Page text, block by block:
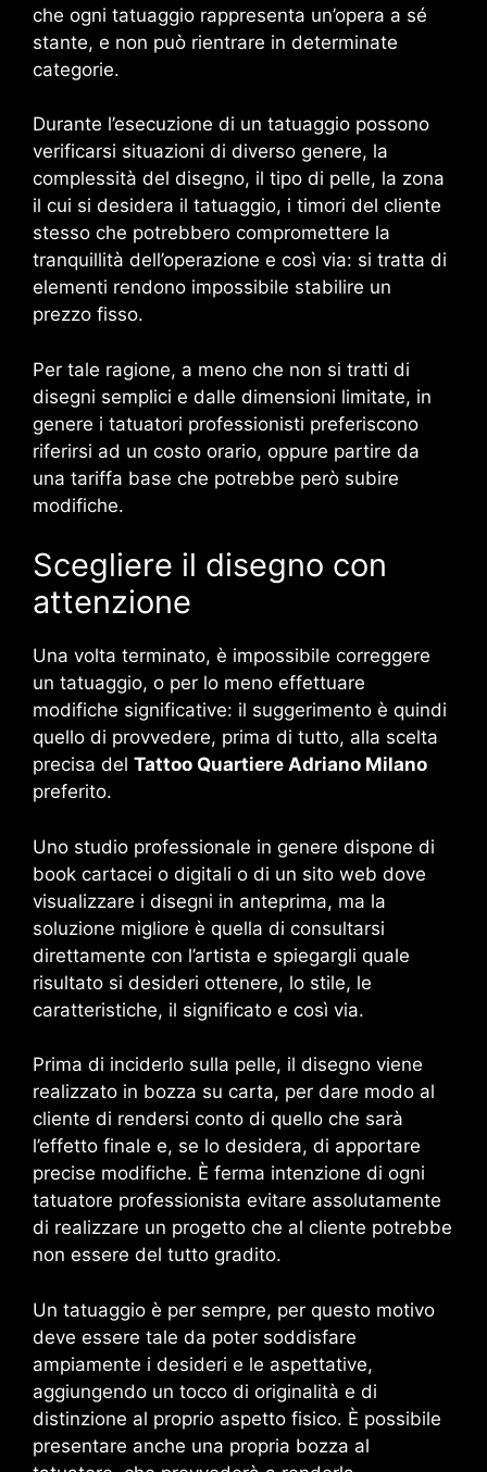
che ogni tatuaggio rappresenta un’opera a sé
stante, e non può rientrare in determinate
categorie.
Durante l’esecuzione di un tatuaggio possono
verificarsi situazioni di diverso genere, la
complessità del disegno, il tipo di pelle, la zona
il cui si desidera il tatuaggio, i timori del cliente
stesso che potrebbero compromettere la
tranquillità dell’operazione e così via: si tratta di
elementi rendono impossibile stabilire un
prezzo fisso.
Per tale ragione, a meno che non si tratti di
disegni semplici e dalle dimensioni limitate, in
genere i tatuatori professionisti preferiscono
riferirsi ad un costo orario, oppure partire da
una tariffa base che potrebbe però subire
modifiche.
Scegliere il disegno con
attenzione
Una volta terminato, è impossibile correggere
un tatuaggio, o per lo meno effettuare
modifiche significative: il suggerimento è quindi
quello di provvedere, prima di tutto, alla scelta
precisa del Tattoo Quartiere Adriano Milano
preferito.
Uno studio professionale in genere dispone di
book cartacei o digitali o di un sito web dove
visualizzare i disegni in anteprima, ma la
soluzione migliore è quella di consultarsi
direttamente con l’artista e spiegargli quale
risultato si desideri ottenere, lo stile, le
caratteristiche, il significato e così via.
Prima di inciderlo sulla pelle, il disegno viene
realizzato in bozza su carta, per dare modo al
cliente di rendersi conto di quello che sarà
l’effetto finale e, se lo desidera, di apportare
precise modifiche. È ferma intenzione di ogni
tatuatore professionista evitare assolutamente
di realizzare un progetto che al cliente potrebbe
non essere del tutto gradito.
Un tatuaggio è per sempre, per questo motivo
deve essere tale da poter soddisfare
ampiamente i desideri e le aspettative,
aggiungendo un tocco di originalità e di
distinzione al proprio aspetto fisico. È possibile
presentare anche una propria bozza al